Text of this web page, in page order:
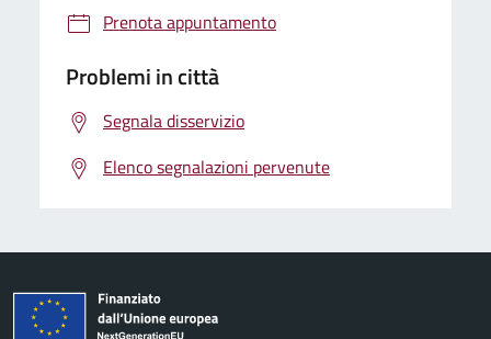
Prenota appuntamento
Problemi in città
Segnala disservizio
Elenco segnalazioni pervenute